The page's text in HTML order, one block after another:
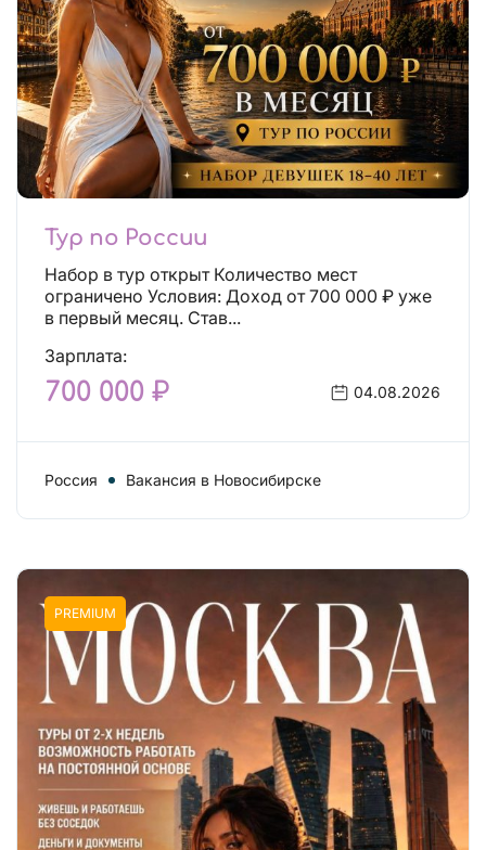
Тур по России
Набор в тур открыт Количество мест
ограничено Условия: Доход от 700 000 ₽ уже
в первый месяц. Став...
Зарплата:
700 000 ₽ 04.08.2026
Россия Вакансия в Новосибирске
PREMIUM